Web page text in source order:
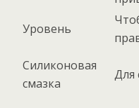
Уровень
Силиконовая
смазка
Для